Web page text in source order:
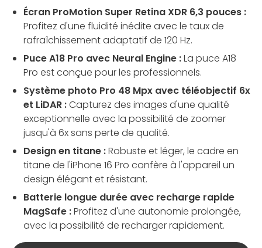
Écran ProMotion Super Retina XDR 6,3 pouces :
Profitez d'une fluidité inédite avec le taux de
rafraîchissement adaptatif de 120 Hz.
Puce A18 Pro avec Neural Engine :La puce A18
Pro est conçue pour les professionnels.
Système photo Pro 48 Mpx avec téléobjectif 6x
et LiDAR :Capturez des images d'une qualité
exceptionnelle avec la possibilité de zoomer
jusqu'à 6x sans perte de qualité.
Design en titane :Robuste et léger, le cadre en
titane de l'iPhone 16 Pro confère à l'appareil un
design élégant et résistant.
Batterie longue durée avec recharge rapide
MagSafe :Profitez d'une autonomie prolongée,
avec la possibilité de recharger rapidement.